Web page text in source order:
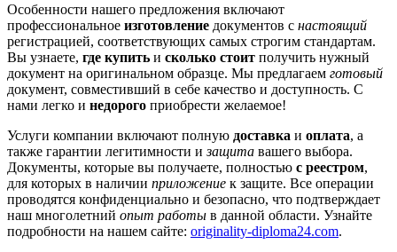
Особенности нашего предложения включают
профессиональное изготовление документов с настоящий
регистрацией, соответствующих самых строгим стандартам.
Вы узнаете, где купить и сколько стоит получить нужный
документ на оригинальном образце. Мы предлагаем готовый
документ, совместивший в себе качество и доступность. С
нами легко и недорого приобрести желаемое!
Услуги компании включают полную доставка и оплата, а
также гарантии легитимности изащита вашего выбора.
Документы, которые вы получаете, полностью с реестром,
для которых в наличии приложение к защите. Все операции
проводятся конфиденциально и безопасно, что подтверждает
наш многолетний опыт работы в данной области. Узнайте
подробности на нашем сайте: originality-diploma24.com.